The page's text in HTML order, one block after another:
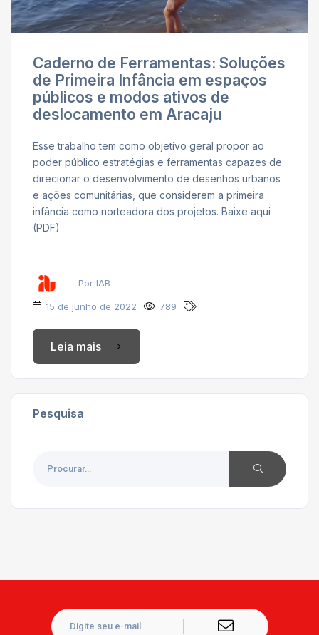
Caderno de Ferramentas: Soluções
de Primeira Infância em espaços
públicos e modos ativos de
deslocamento em Aracaju
Esse trabalho tem como objetivo geral propor ao
poder público estratégias e ferramentas capazes de
direcionar o desenvolvimento de desenhos urbanos
e ações comunitárias, que considerem a primeira
infância como norteadora dos projetos. Baixe aqui
(PDF)
Por IAB
15 de junho de 2022 789
Leia mais
Pesquisa